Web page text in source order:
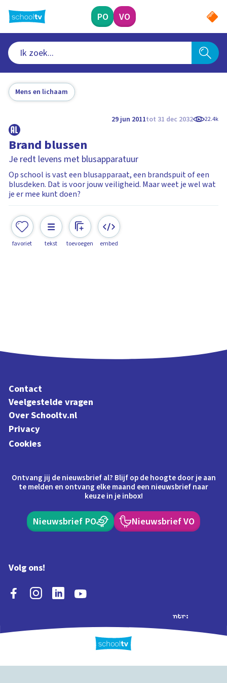
naar
hoofdinhoud
PO VO
Mens en lichaam
29 jun 2011tot 31 dec 2032 22.4k
Brand blussen
Je redt levens met blusapparatuur
Op school is vast een blusapparaat, een brandspuit of een
blusdeken. Dat is voor jouw veiligheid. Maar weet je wel wat
je er mee kunt doen?
favoriet tekst toevoegen embed
Contact
Veelgestelde vragen
Over Schooltv.nl
Privacy
Cookies
Ontvang jij de nieuwsbrief al? Blijf op de hoogte door je aan
te melden en ontvang elke maand een nieuwsbrief naar
keuze in je inbox!
Nieuwsbrief PO Nieuwsbrief VO
Volg ons!